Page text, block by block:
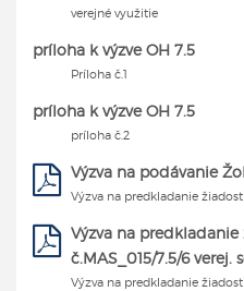
verejné využitie
príloha k výzve OH 7.5
Príloha č.1
príloha k výzve OH 7.5
príloha č.2
Výzva na podávanie
Výzva na predkladanie
Výzva na predkladanie
č.MAS_015/7.5/6 verej.
Výzva na predkladanie